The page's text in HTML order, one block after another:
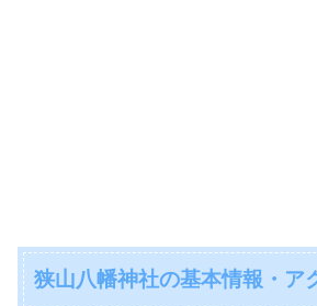
狭山八幡神社の基本情報・ア